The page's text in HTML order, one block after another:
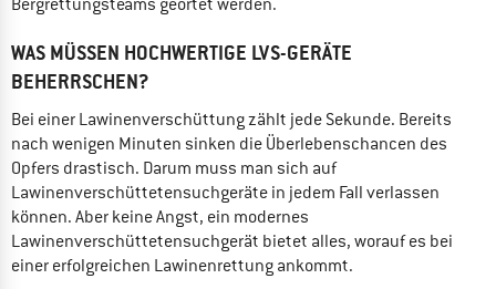
Bergrettungsteams geortet werden.
WAS MÜSSEN HOCHWERTIGE LVS-GERÄTE
BEHERRSCHEN?
Bei einer Lawinenverschüttung zählt jede Sekunde. Bereits
nach wenigen Minuten sinken die Überlebenschancen des
Opfers drastisch. Darum muss man sich auf
Lawinenverschüttetensuchgeräte in jedem Fall verlassen
können. Aber keine Angst, ein modernes
Lawinenverschüttetensuchgerät bietet alles, worauf es bei
einer erfolgreichen Lawinenrettung ankommt.